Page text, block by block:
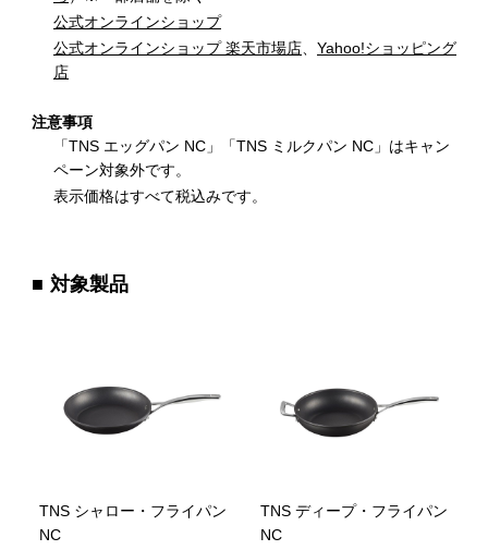
公式オンラインショップ
公式オンラインショップ 楽天市場店、 Yahoo!ショッピング
店
注意事項
「TNS エッグパン NC」「TNS ミルクパン NC」はキャン
ペーン対象外です。
表示価格はすべて税込みです。
対象製品
TNS シャロー・フライパン
NC
TNS ディープ・フライパン
NC